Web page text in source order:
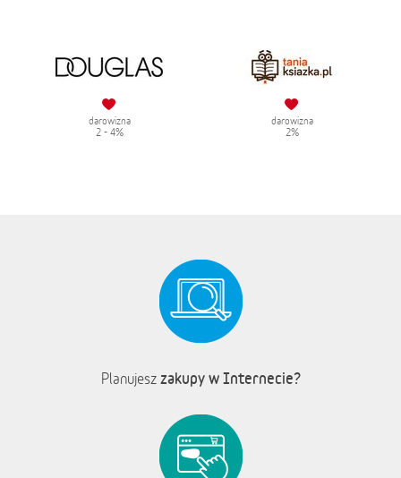
darowizna
2 - 4%
darowizna
2%
Planujesz zakupy w Internecie?